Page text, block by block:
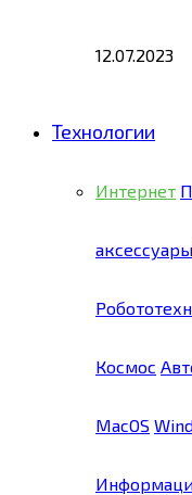
12.07.2023
Технологии
Интернет
аксессуары
Космос
MacOS